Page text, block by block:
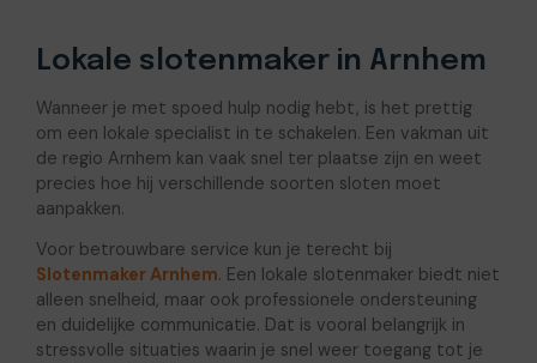
Lokale slotenmaker in Arnhem
Wanneer je met spoed hulp nodig hebt, is het prettig
om een lokale specialist in te schakelen. Een vakman uit
de regio Arnhem kan vaak snel ter plaatse zijn en weet
precies hoe hij verschillende soorten sloten moet
aanpakken.
Voor betrouwbare service kun je terecht bij
Slotenmaker Arnhem. Een lokale slotenmaker biedt niet
alleen snelheid, maar ook professionele ondersteuning
en duidelijke communicatie. Dat is vooral belangrijk in
stressvolle situaties waarin je snel weer toegang tot je